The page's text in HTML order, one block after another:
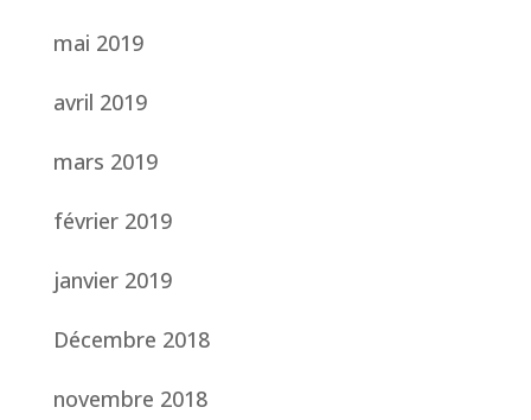
mai 2019
avril 2019
mars 2019
février 2019
janvier 2019
Décembre 2018
novembre 2018